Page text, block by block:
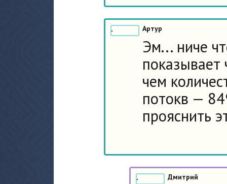
Артур
Эм... ниче
показывает
чем
потокв —
прояснить
Дмитрий